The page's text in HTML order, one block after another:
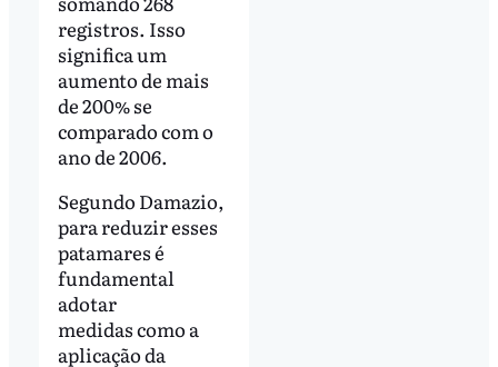
registros. Isso
significa um
aumento de mais
de 200% se
comparado com o
ano de 2006.
Segundo Damazio,
para reduzir esses
patamares é
fundamental
adotar
medidas como a
aplicação da